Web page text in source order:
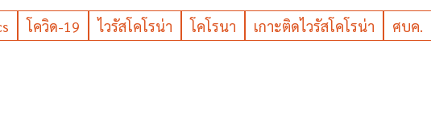
โควิด-19 ไวรัสโคโรน่า โคโรนา เกาะติดไวรัสโคโรน่า
ศบค.